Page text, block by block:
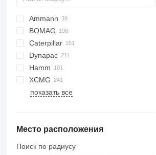
Ammann
AC
ASC
AW
BOMAG
BW
1107
Caterpillar
307
826
CB
CS
Dynapac
CA
CC
Hamm
3307
3411
3518
HMK
SD
116D
Vibromax
Rahile
CLG
RW
522
TW
SR
VV
1402
1405
SD
AW
XCMG
XC
XP
XG
показать все
Место расположения
Поиск по радиусу